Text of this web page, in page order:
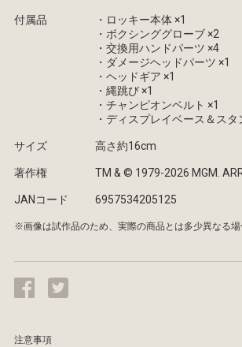
付属品
・ロッキー本体 ×1
・ボクシンググローブ ×2
・交換用ハンドパーツ ×4
・ダメージヘッドパーツ ×1
・ヘッドギア ×1
・縄跳び ×1
・チャンピオンベルト ×1
・ディスプレイベース＆スタ
サイズ 高さ約16cm
著作権 TM & © 1979-2026 MGM.
JANコード 6957534205125
※画像は試作品のため、実際の商品とは多少異なる
注意事項